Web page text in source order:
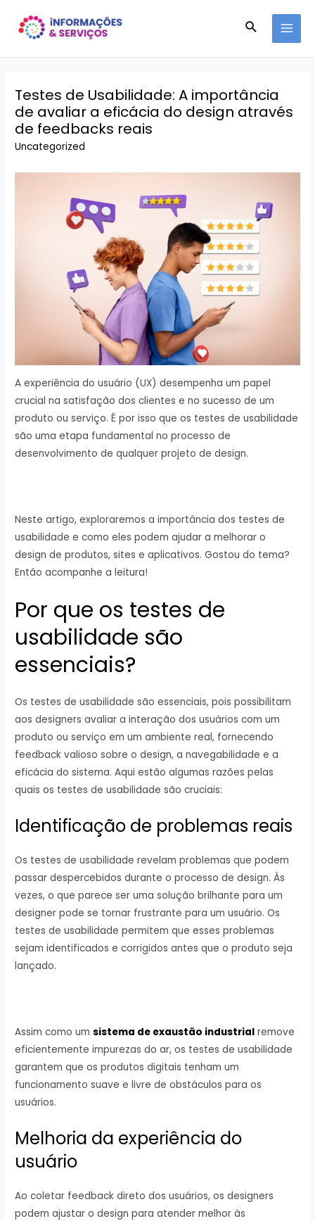
para
Pesquisar
Testes de Usabilidade: A importância
de avaliar a eficácia do design através
de feedbacks reais
Uncategorized
A experiência do usuário (UX) desempenha um papel
crucial na satisfação dos clientes e no sucesso de um
produto ou serviço. É por isso que os testes de usabilidade
são uma etapa fundamental no processo de
desenvolvimento de qualquer projeto de design.
Neste artigo, exploraremos a importância dos testes de
usabilidade e como eles podem ajudar a melhorar o
design de produtos, sites e aplicativos. Gostou do tema?
Então acompanhe a leitura!
Por que os testes de
usabilidade são
essenciais?
Os testes de usabilidade são essenciais, pois possibilitam
aos designers avaliar a interação dos usuários com um
produto ou serviço em um ambiente real, fornecendo
feedback valioso sobre o design, a navegabilidade e a
eficácia do sistema. Aqui estão algumas razões pelas
quais os testes de usabilidade são cruciais:
Identificação de problemas reais
Os testes de usabilidade revelam problemas que podem
passar despercebidos durante o processo de design. Às
vezes, o que parece ser uma solução brilhante para um
designer pode se tornar frustrante para um usuário. Os
testes de usabilidade permitem que esses problemas
sejam identificados e corrigidos antes que o produto seja
lançado.
Assim como umsistema de exaustão industrial remove
eficientemente impurezas do ar, os testes de usabilidade
garantem que os produtos digitais tenham um
funcionamento suave e livre de obstáculos para os
usuários.
Melhoria da experiência do
usuário
Ao coletar feedback direto dos usuários, os designers
podem ajustar o design para atender melhor às